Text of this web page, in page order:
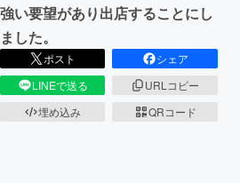
強い要望があり出店することにし
ました。
ポスト
シェア
LINEで送る
URLコピー
埋め込み
QRコード